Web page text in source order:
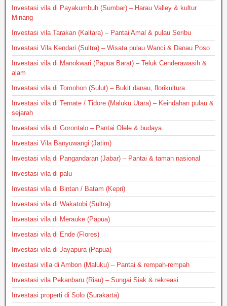
Investasi vila di Payakumbuh (Sumbar) – Harau Valley & kultur
Minang
Investasi vila Tarakan (Kaltara) – Pantai Amal & pulau Seribu
Investasi Vila Kendari (Sultra) – Wisata pulau Wanci & Danau Poso
Investasi vila di Manokwari (Papua Barat) – Teluk Cenderawasih &
alam
Investasi vila di Tomohon (Sulut) – Bukit danau, florikultura
Investasi vila di Ternate / Tidore (Maluku Utara) – Keindahan pulau &
sejarah
Investasi vila di Gorontalo – Pantai Olele & budaya
Investasi Vila Banyuwangi (Jatim)
Investasi vila di Pangandaran (Jabar) – Pantai & taman nasional
Investasi vila di palu
Investasi vila di Bintan / Batam (Kepri)
Investasi vila di Wakatobi (Sultra)
Investasi vila di Merauke (Papua)
Investasi vila di Ende (Flores)
Investasi vila di Jayapura (Papua)
Investasi villa di Ambon (Maluku) – Pantai & rempah-rempah
Investasi vila Pekanbaru (Riau) – Sungai Siak & rekreasi
Investasi properti di Solo (Surakarta)